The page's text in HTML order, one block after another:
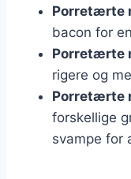
Porretærte
bacon for
Porretærte
rigere og
Porretærte
forskellige
svampe for